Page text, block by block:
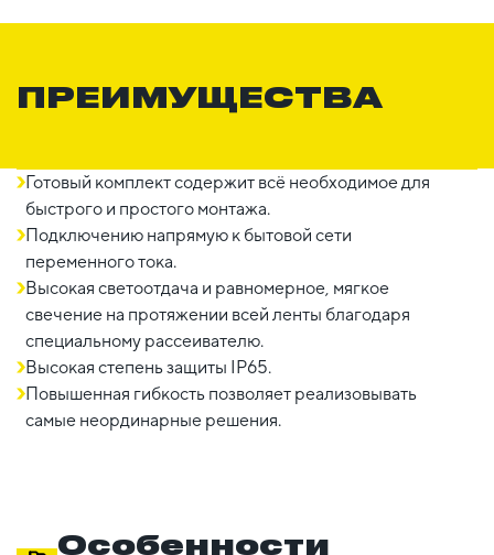
ПРЕИМУЩЕСТВА
Готовый комплект содержит всё необходимое для
быстрого и простого монтажа.
Подключению напрямую к бытовой сети
переменного тока.
Высокая светоотдача и равномерное, мягкое
свечение на протяжении всей ленты благодаря
специальному рассеивателю.
Высокая степень защиты IP65.
Повышенная гибкость позволяет реализовывать
самые неординарные решения.
Особенности